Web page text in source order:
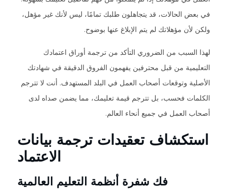
في بعض الحالات، قد يتجاهلون طلبك تمامًا، ليس لأنك غير مؤهل،
ولكن لأن مؤهلاتك لم يتم الإبلاغ عنها بوضوح.
لهذا السبب من الضروري التأكد من ترجمة أوراق اعتمادك
التعليمية من قبل محترفين يفهمون الفروق الدقيقة في شهادتك
الأصلية وتوقعات أصحاب العمل في البلد المستهدف. أنت لا تترجم
الكلمات فحسب، بل تترجم قيمة تعليمك، مما يضمن صداه لدى
أصحاب العمل في جميع أنحاء العالم.
استكشاف تعقيدات ترجمة بيانات
الاعتماد
فك شفرة أنظمة التعليم العالمية